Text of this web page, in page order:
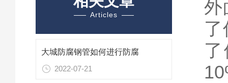
Articles
大城防腐钢管如何进行防腐
2022-07-21
外